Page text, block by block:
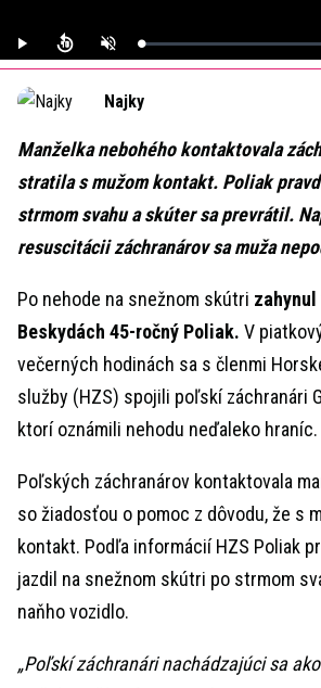
Play UnmuteLoaded:
0%
Najky
Manželka nebohého kontaktovala
stratila s mužom kontakt. Poliak
strmom svahu a skúter sa prevrátil.
resuscitácii záchranárov sa muža
Po nehode na snežnom skútri
Beskydách 45-ročný Poliak. V
večerných hodinách sa s členmi
služby (HZS) spojili poľskí záchranári
ktorí oznámili nehodu neďaleko hraníc.
Poľských záchranárov kontaktovala
so žiadosťou o pomoc z dôvodu, že s
kontakt. Podľa informácií HZS Poliak
jazdil na snežnom skútri po strmom
naňho vozidlo.
„Poľskí záchranári nachádzajúci sa